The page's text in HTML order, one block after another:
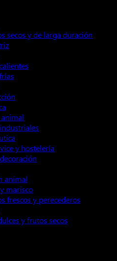
secos y de larga duración
y hostelería
animal
marisco
frescos y perecederos
y frutos secos